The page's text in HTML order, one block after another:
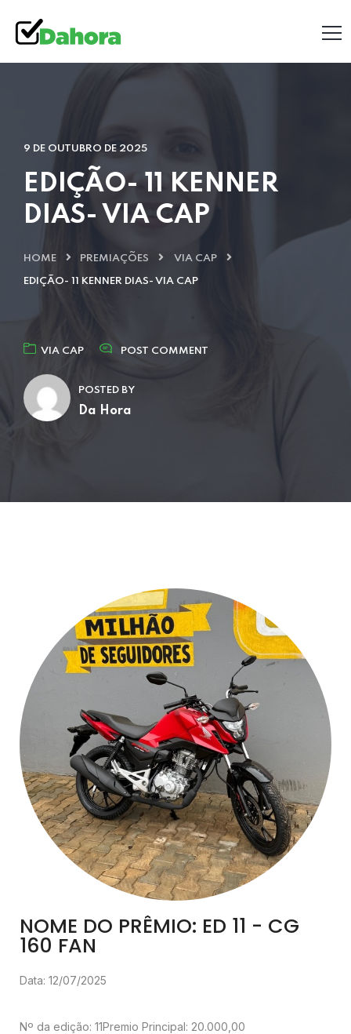
9 DE OUTUBRO DE 2025
EDIÇÃO- 11 KENNER
DIAS- VIA CAP
HOME PREMIAÇÕES VIA CAP
EDIÇÃO- 11 KENNER DIAS- VIA CAP
VIA CAP POST COMMENT
POSTED BY
Da Hora
NOME DO PRÊMIO: ED 11 - CG
160 FAN
Data: 12/07/2025
Nº da edição: 11Premio Principal: 20.000,00